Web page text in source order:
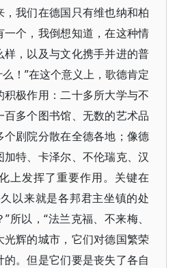
我们在德国只有维也纳和柏
个，我倒想知道，在这种情
，以及与文化携手并进的普
！”在这个意义上，歌德肯定
极作用：二十多所大学与不
多个图书馆、无数的艺术品
剧院分散在全德各地；像德
特、卡泽尔、不伦瑞克、汉
上发挥了重要作用。关键在
以来就是各邦君主坐镇的处
所以，“法兰克福、不来梅、
辉的城市，它们对德国繁荣
。但是它们要是丧失了各自